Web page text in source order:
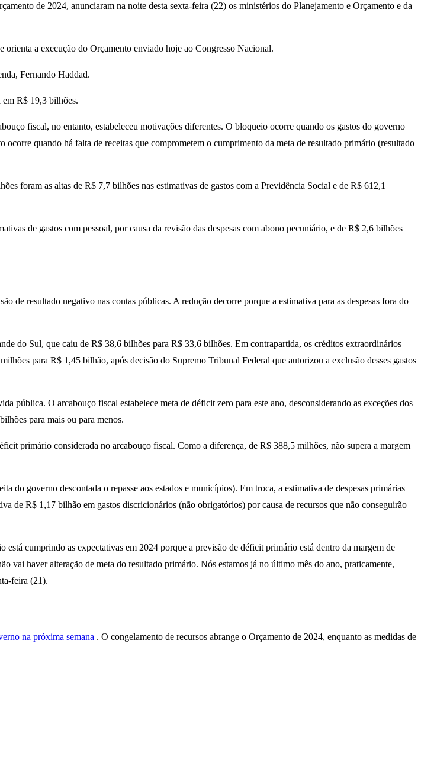
de 2024, anunciaram na noite desta sexta-feira (22) os ministérios do Planejamento e Orçamento e da
a execução do Orçamento enviado hoje ao Congresso Nacional.
Fernando Haddad.
em R$ 19,3 bilhões.
fiscal, no entanto, estabeleceu motivações diferentes. O bloqueio ocorre quando os gastos do governo
quando há falta de receitas que comprometem o cumprimento da meta de resultado primário (resultado
foram as altas de R$ 7,7 bilhões nas estimativas de gastos com a Previdência Social e de R$ 612,1
de gastos com pessoal, por causa da revisão das despesas com abono pecuniário, e de R$ 2,6 bilhões
resultado negativo nas contas públicas. A redução decorre porque a estimativa para as despesas fora do
do Sul, que caiu de R$ 38,6 bilhões para R$ 33,6 bilhões. Em contrapartida, os créditos extraordinários
para R$ 1,45 bilhão, após decisão do Supremo Tribunal Federal que autorizou a exclusão desses gastos
pública. O arcabouço fiscal estabelece meta de déficit zero para este ano, desconsiderando as exceções dos
para mais ou para menos.
primário considerada no arcabouço fiscal. Como a diferença, de R$ 388,5 milhões, não supera a margem
governo descontada o repasse aos estados e municípios). Em troca, a estimativa de despesas primárias
de R$ 1,17 bilhão em gastos discricionários (não obrigatórios) por causa de recursos que não conseguirão
cumprindo as expectativas em 2024 porque a previsão de déficit primário está dentro da margem de
vai haver alteração de meta do resultado primário. Nós estamos já no último mês do ano, praticamente,
feira (21).
na próxima semana . O congelamento de recursos abrange o Orçamento de 2024, enquanto as medidas de